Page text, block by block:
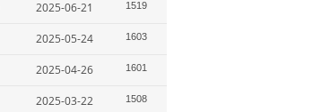
2025-06-21 1519
2025-05-24 1603
2025-04-26 1601
2025-03-22 1508